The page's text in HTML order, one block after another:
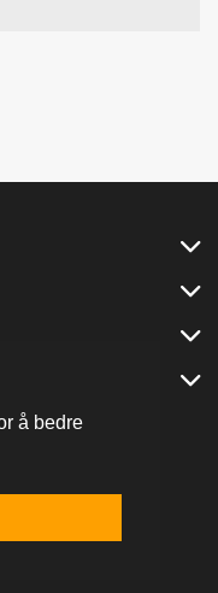
å bedre